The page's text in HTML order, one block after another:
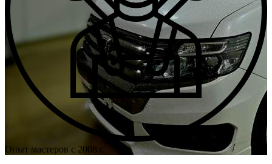
Опыт мастеров с 2008 г.